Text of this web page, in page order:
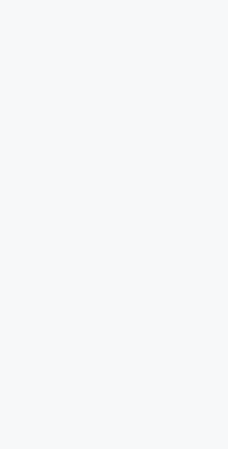
a la celebración de la